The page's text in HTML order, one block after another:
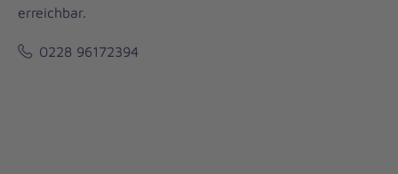
erreichbar.
0228 96172394